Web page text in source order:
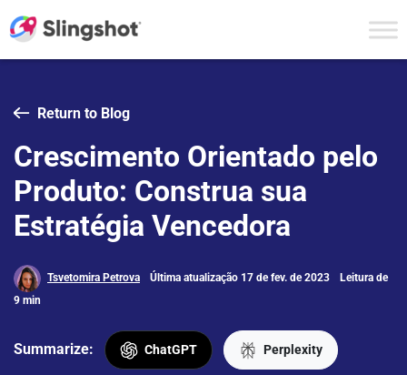
Return to Blog
Crescimento Orientado pelo
Produto: Construa sua
Estratégia Vencedora
Tsvetomira Petrova Última atualização 17 de fev. de 2023
Leitura de
9 min
Summarize: ChatGPT Perplexity